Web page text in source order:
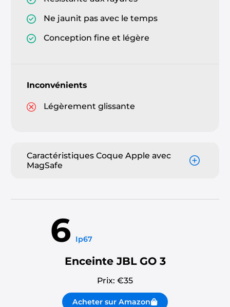
Ne jaunit pas avec le temps
Conception fine et légère
Inconvénients
Légèrement glissante
Caractéristiques Coque Apple avec
MagSafe
6 Ip67
Enceinte JBL GO 3
Prix: €35
Acheter sur Amazon